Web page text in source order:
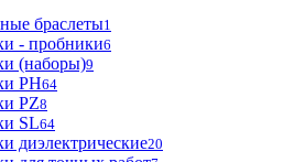
браслеты1
- пробники6
(наборы)9
PH64
PZ8
SL64
диэлектрические20